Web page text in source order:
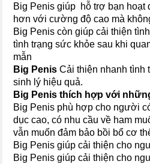
Big Penis giúp hỗ trợ bạn hoạt
hơn với cường độ cao mà
Big Penis còn giúp cải thiện
tình trạng sức khỏe sau khi
mẫn
Big Penis Cải thiện nhanh tình
sinh lý hiệu quả.
Big Penis thích hợp với
Big Penis phù hợp cho người
dục cao, có nhu cầu về ham
vẫn muốn đảm bảo bồi bổ cơ
Big Penis giúp cải thiện cho
Big Penis giúp cải thiện cho